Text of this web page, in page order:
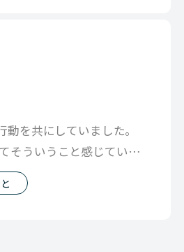
動を共にしていました。
そういうこと感じていた
たことが なんとな